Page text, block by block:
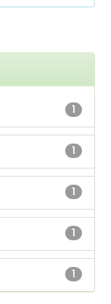
1
1
1
1
1